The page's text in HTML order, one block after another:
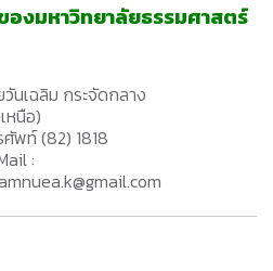
องมหาวิทยาลัยธรรมศาสตร์
วันเฉลิม กระจัดกลาง
หนือ)
ศัพท์ (82) 1818
: